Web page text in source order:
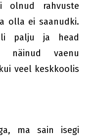
olnud rahvuste
olla ei saanudki.
palju ja head
näinud vaenu
veel keskkoolis
ma sain isegi